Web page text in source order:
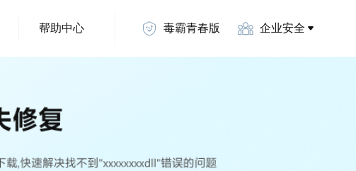
帮助中心 毒霸青春版 企业安全